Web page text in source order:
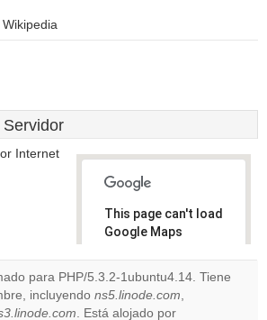
Internet
This page can't load
Google Maps
Do you
para PHP/5.3.2-1ubuntu4.14. Tiene
incluyendo ns5.linode.com,
. Está alojado por